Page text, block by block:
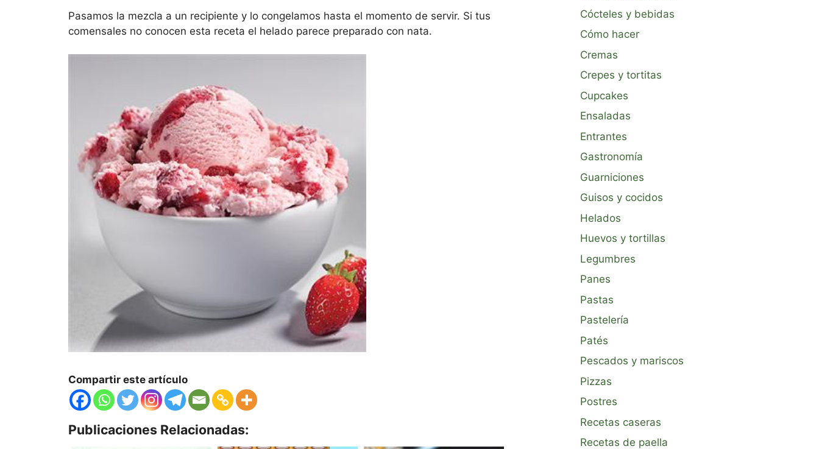
Pasamos la mezcla a un recipiente y lo congelamos hasta el momento de servir. Si tus
comensales no conocen esta receta el helado parece preparado con nata.
Compartir este artículo
Publicaciones Relacionadas:
Cócteles y bebidas
Cómo hacer
Cremas
Crepes y tortitas
Cupcakes
Ensaladas
Entrantes
Gastronomía
Guarniciones
Guisos y cocidos
Helados
Huevos y tortillas
Legumbres
Panes
Pastas
Pastelería
Patés
Pescados y mariscos
Pizzas
Postres
Recetas caseras
Recetas de paella